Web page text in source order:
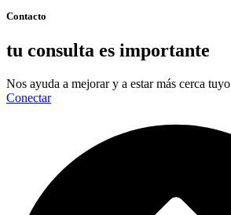
Contacto
tu consulta es importante
Nos ayuda a mejorar y a estar más cerca tuyo
Conectar